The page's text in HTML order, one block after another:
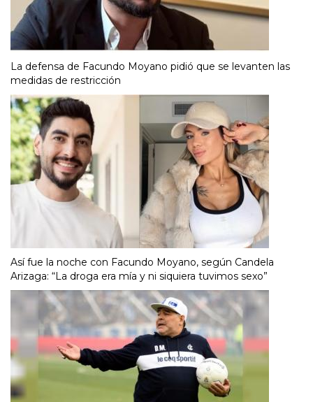
La defensa de Facundo Moyano pidió que se levanten las
medidas de restricción
Así fue la noche con Facundo Moyano, según Candela
Arizaga: “La droga era mía y ni siquiera tuvimos sexo”